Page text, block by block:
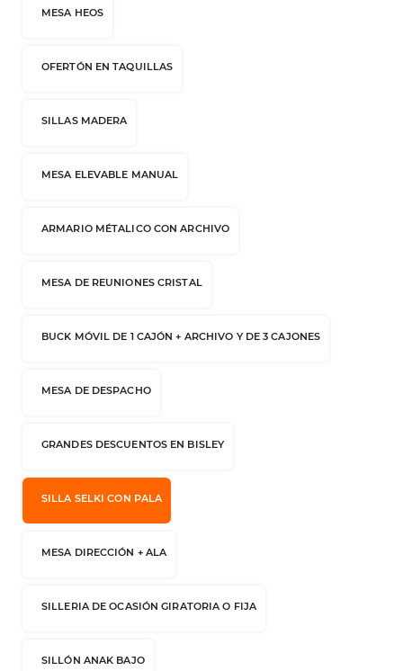
MESA HEOS
OFERTÓN EN TAQUILLAS
SILLAS MADERA
MESA ELEVABLE MANUAL
ARMARIO MÉTALICO CON ARCHIVO
MESA DE REUNIONES CRISTAL
BUCK MÓVIL DE 1 CAJÓN + ARCHIVO Y DE 3 CAJONES
MESA DE DESPACHO
GRANDES DESCUENTOS EN BISLEY
SILLA SELKI CON PALA
MESA DIRECCIÓN + ALA
SILLERIA DE OCASIÓN GIRATORIA O FIJA
SILLÓN ANAK BAJO